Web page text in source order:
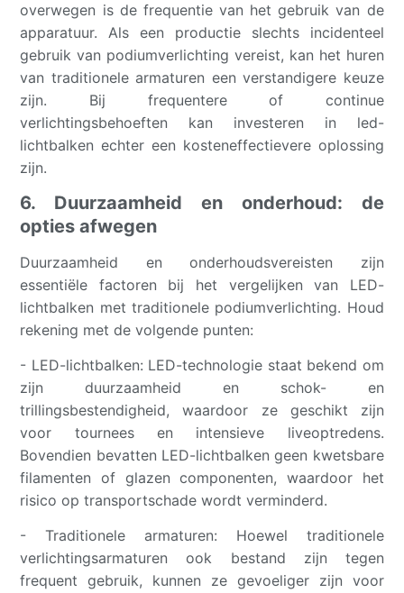
overwegen is de frequentie van het gebruik van de
apparatuur. Als een productie slechts incidenteel
gebruik van podiumverlichting vereist, kan het huren
van traditionele armaturen een verstandigere keuze
zijn. Bij frequentere of continue
verlichtingsbehoeften kan investeren in led-
lichtbalken echter een kosteneffectievere oplossing
zijn.
6. Duurzaamheid en onderhoud: de
opties afwegen
Duurzaamheid en onderhoudsvereisten zijn
essentiële factoren bij het vergelijken van LED-
lichtbalken met traditionele podiumverlichting. Houd
rekening met de volgende punten:
- LED-lichtbalken: LED-technologie staat bekend om
zijn duurzaamheid en schok- en
trillingsbestendigheid, waardoor ze geschikt zijn
voor tournees en intensieve liveoptredens.
Bovendien bevatten LED-lichtbalken geen kwetsbare
filamenten of glazen componenten, waardoor het
risico op transportschade wordt verminderd.
- Traditionele armaturen: Hoewel traditionele
verlichtingsarmaturen ook bestand zijn tegen
frequent gebruik, kunnen ze gevoeliger zijn voor